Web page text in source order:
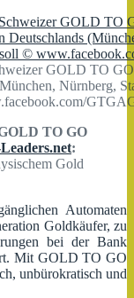
GOLD TO
Nürnberg,
TO GO
:
Gold
Automaten
Goldkäufer, zu
bei der Bank
Mit GOLD TO GO
unbürokratisch und